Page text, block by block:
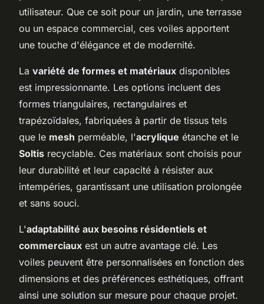
utilisateur. Que ce soit pour un jardin, une terrasse
ou un espace commercial, ces voiles apportent
une touche d'élégance et de modernité.
La variété de formes et matériaux disponibles
est impressionnante. Les options incluent des
formes triangulaires, rectangulaires et
trapézoïdales, fabriquées à partir de tissus tels
que le mesh perméable, l'acrylique étanche et le
Soltis recyclable. Ces matériaux sont choisis pour
leur durabilité et leur capacité à résister aux
intempéries, garantissant une utilisation prolongée
et sans souci.
L'adaptabilité aux besoins résidentiels et
commerciaux est un autre avantage clé. Les
voiles peuvent être personnalisées en fonction des
dimensions et des préférences esthétiques, offrant
ainsi une solution sur mesure pour chaque projet.